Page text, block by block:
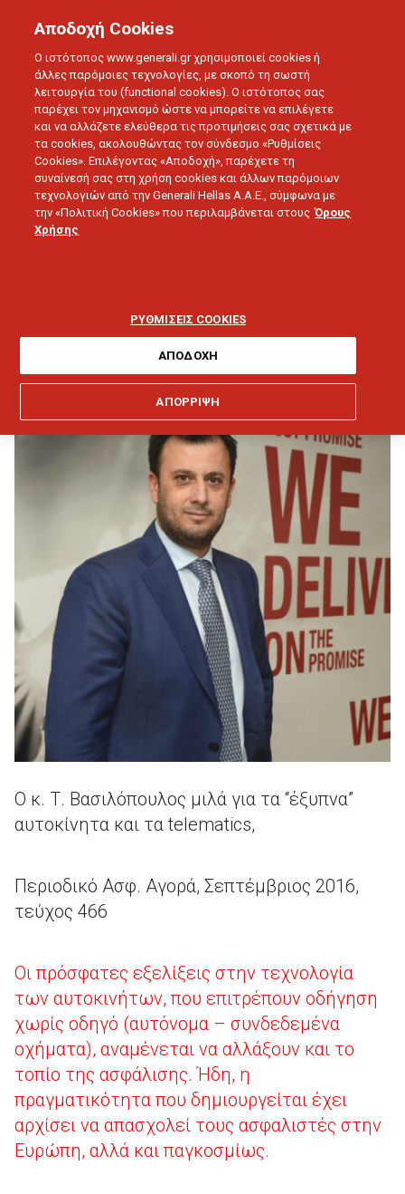
BLOG
ΣΥΝΕΝΤΕΥΞΕΙΣ
ΝΕΕΣ ΤΕΧΝΟΛΟΓΙΕΣ & ΑΣΦΑΛΙΣΗ ΑΥΤΟΚΙΝΗΤΟΥ
16.09.2016 - 5 λεπτά ανάγνωσης
Ασφάλιση Αυτοκινήτου
Ο κ. Τ. Βασιλόπουλος μιλά για τα “έξυπνα”
αυτοκίνητα και τα telematics,
Περιοδικό Ασφ. Αγορά, Σεπτέμβριος 2016,
τεύχος 466
Οι πρόσφατες εξελίξεις στην τεχνολογία
των αυτοκινήτων, που επιτρέπουν οδήγηση
χωρίς οδηγό (αυτόνομα – συνδεδεμένα
οχήματα), αναμένεται να αλλάξουν και το
τοπίο της ασφάλισης. Ήδη, η
πραγματικότητα που δημιουργείται έχει
αρχίσει να απασχολεί τους ασφαλιστές στην
Ευρώπη, αλλά και παγκοσμίως.
Αποδοχή Cookies
Ο ιστότοπος www.generali.gr χρησιμοποιεί cookies ή
άλλες παρόμοιες τεχνολογίες, με σκοπό τη σωστή
λειτουργία του (functional cookies). Ο ιστότοπος σας
παρέχει τον μηχανισμό ώστε να μπορείτε να επιλέγετε
και να αλλάζετε ελεύθερα τις προτιμήσεις σας σχετικά με
τα cookies, ακολουθώντας τον σύνδεσμο «Ρυθμίσεις
Cookies». Επιλέγοντας «Αποδοχή», παρέχετε τη
συναίνεσή σας στη χρήση cookies και άλλων παρόμοιων
τεχνολογιών από την Generali Hellas A.A.E., σύμφωνα με
την «Πολιτική Cookies» που περιλαμβάνεται στους Όρους
Χρήσης
ΡΥΘΜΙΣΕΙΣ COOKIES
ΑΠΟΡΡΙΨΗ
ΑΠΟΔΟΧΗ